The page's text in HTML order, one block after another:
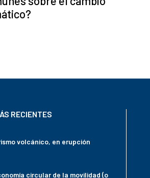
RECIENTES
volcánico, en erupción
circular de la movilidad (o